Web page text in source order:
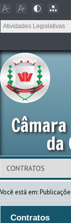
da
Você está em:
Contratos